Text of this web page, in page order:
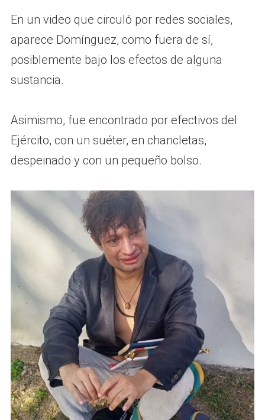
En un video que circuló por redes sociales,
aparece Domínguez, como fuera de sí,
posiblemente bajo los efectos de alguna
sustancia.
Asimismo, fue encontrado por efectivos del
Ejército, con un suéter, en chancletas,
despeinado y con un pequeño bolso.